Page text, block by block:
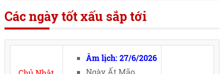
Các ngày tốt xấu sắp tới
Âm lịch: 27/6/2026
Ngày Ất Mão,